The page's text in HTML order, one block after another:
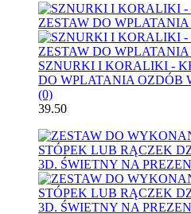
SZNURKI I KORALIKI -
DO WPLATANIA OZDÓB
(0)
39.50